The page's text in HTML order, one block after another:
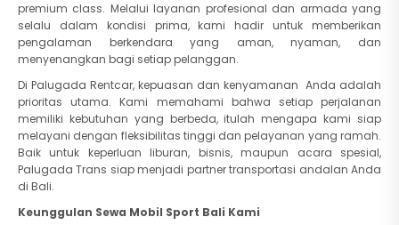
premium class. Melalui layanan profesional dan armada yang
selalu dalam kondisi prima, kami hadir untuk memberikan
pengalaman berkendara yang aman, nyaman, dan
menyenangkan bagi setiap pelanggan.
Di Palugada Rentcar, kepuasan dan kenyamanan Anda adalah
prioritas utama. Kami memahami bahwa setiap perjalanan
memiliki kebutuhan yang berbeda, itulah mengapa kami siap
melayani dengan fleksibilitas tinggi dan pelayanan yang ramah.
Baik untuk keperluan liburan, bisnis, maupun acara spesial,
Palugada Trans siap menjadi partner transportasi andalan Anda
di Bali.
Keunggulan Sewa Mobil Sport Bali Kami